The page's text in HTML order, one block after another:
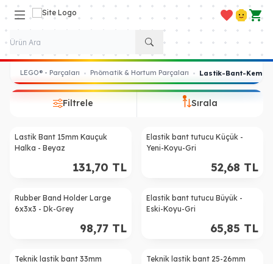
Favorilerim
Hesabım
LEGO® - Parçaları • Pnömatik & Hortum Parçaları • Lastik-Bant-Kemer
Filtrele Sırala
Lastik Bant 15mm Kauçuk
Halka - Beyaz
131,70 TL
Elastik bant tutucu Küçük -
Yeni-Koyu-Gri
52,68 TL
Rubber Band Holder Large
6x3x3 - Dk-Grey
98,77 TL
Elastik bant tutucu Büyük -
Eski-Koyu-Gri
65,85 TL
Teknik lastik bant 33mm
Teknik lastik bant 25-26mm